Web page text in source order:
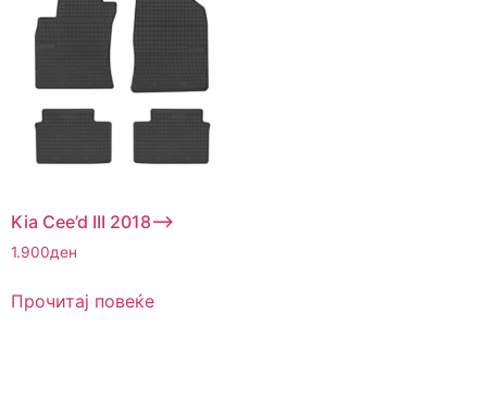
Kia Cee’d III 2018–>
1.900ден
Прочитај повеќе